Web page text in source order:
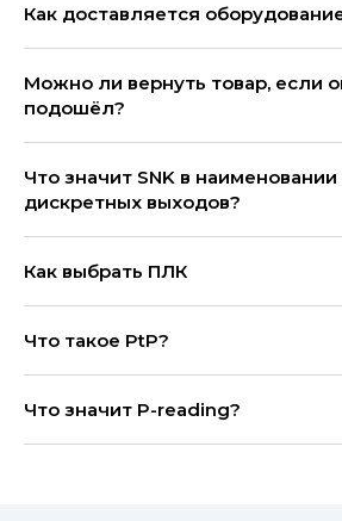
Как доставляется
Можно ли вернуть товар, если
подошёл?
Что значит SNK в
дискретных выходов?
Как выбрать ПЛК
Что такое PtP?
Что значит P-reading?